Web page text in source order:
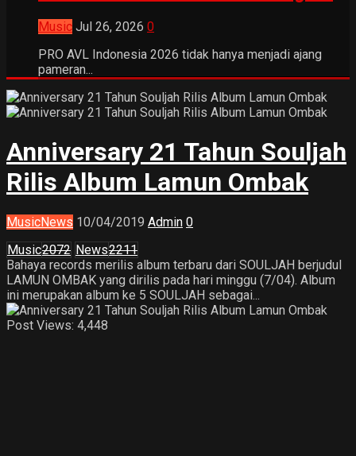
Music Jul 26, 2026 0
PRO AVL Indonesia 2026 tidak hanya menjadi ajang
pameran...
Anniversary 21 Tahun Souljah
Rilis Album Lamun Ombak
MusicNews 10/04/2019 Admin 0
Music2072 News2211
Bahaya records merilis album terbaru dari SOULJAH berjudul
LAMUN OMBAK yang dirilis pada hari minggu (7/04). Album
ini merupakan album ke 5 SOULJAH sebagai...
Post Views: 4,448